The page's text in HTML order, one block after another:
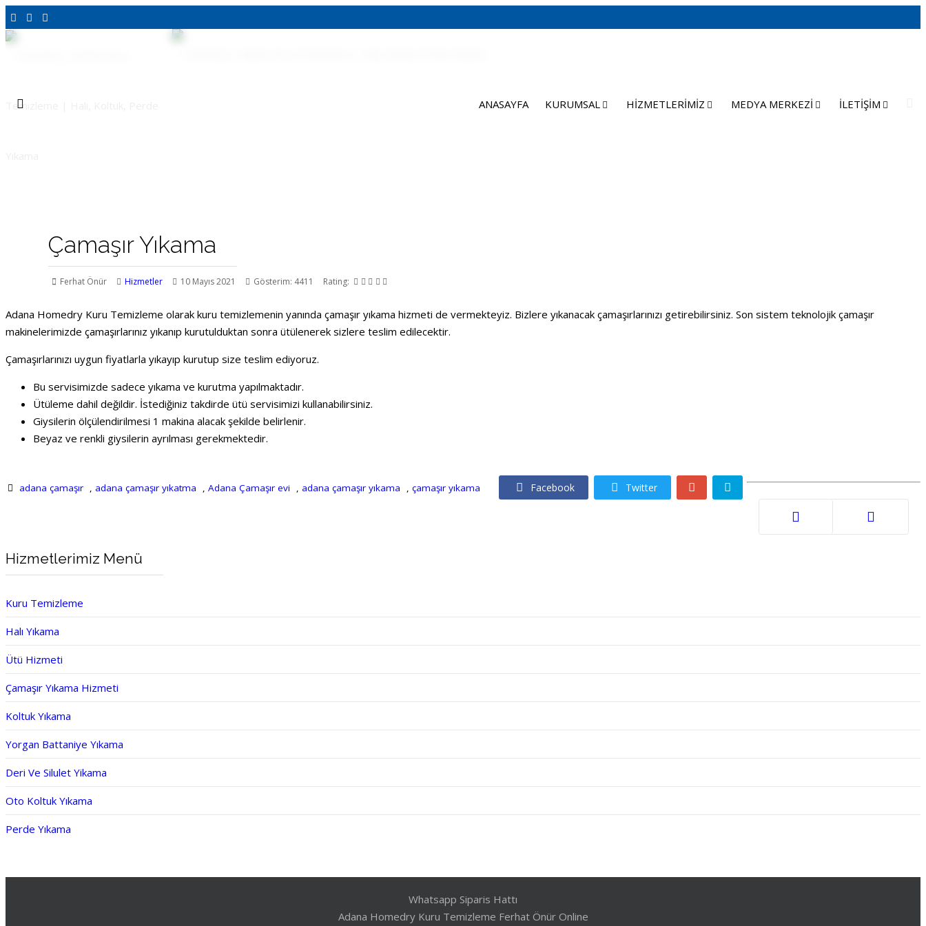
ANASAYFA KURUMSAL HİZMETLERİMİZ MEDYA MERKEZİ İLETİŞİM
Çamaşır Yıkama
Ferhat Önür Hizmetler 10 Mayıs 2021 Gösterim: 4411 Rating:
Adana Homedry Kuru Temizleme olarak kuru temizlemenin yanında çamaşır yıkama hizmeti de vermekteyiz. Bizlere yıkanacak çamaşırlarınızı getirebilirsiniz. Son sistem teknolojik çamaşır
makinelerimizde çamaşırlarınız yıkanıp kurutulduktan sonra ütülenerek sizlere teslim edilecektir.
Çamaşırlarınızı uygun fiyatlarla yıkayıp kurutup size teslim ediyoruz.
Bu servisimizde sadece yıkama ve kurutma yapılmaktadır.
Ütüleme dahil değildir. İstediğiniz takdirde ütü servisimizi kullanabilirsiniz.
Giysilerin ölçülendirilmesi 1 makina alacak şekilde belirlenir.
Beyaz ve renkli giysilerin ayrılması gerekmektedir.
adana çamaşır , adana çamaşır yıkatma , Adana Çamaşır evi , adana çamaşır yıkama , çamaşır yıkama Facebook Twitter
Hizmetlerimiz Menü
Kuru Temizleme
Halı Yıkama
Ütü Hizmeti
Çamaşır Yıkama Hizmeti
Koltuk Yıkama
Yorgan Battaniye Yıkama
Deri Ve Silulet Yikama
Oto Koltuk Yıkama
Perde Yıkama
Whatsapp Siparis Hattı
Adana Homedry Kuru Temizleme Ferhat Önür Online